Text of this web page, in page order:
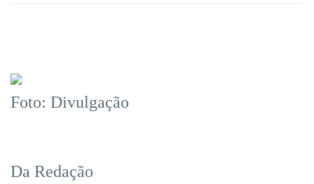
Foto: Divulgação
Da Redação